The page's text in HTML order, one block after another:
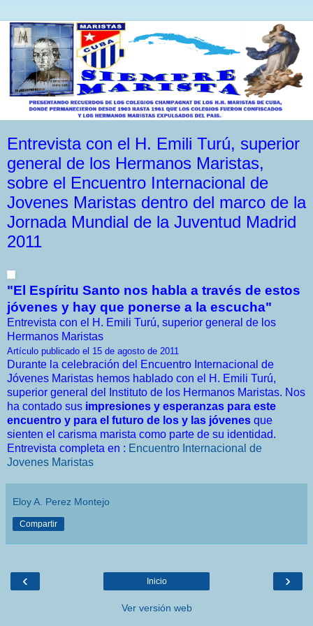
Entrevista con el H. Emili Turú, superior
general de los Hermanos Maristas,
sobre el Encuentro Internacional de
Jovenes Maristas dentro del marco de la
Jornada Mundial de la Juventud Madrid
2011
"El Espíritu Santo nos habla a través de estos
jóvenes y hay que ponerse a la escucha"
Entrevista con el H. Emili Turú, superior general de los
Hermanos Maristas
Artículo publicado el 15 de agosto de 2011
Durante la celebración del Encuentro Internacional de
Jóvenes Maristas hemos hablado con el H. Emili Turú,
superior general del Instituto de los Hermanos Maristas. Nos
ha contado sus impresiones y esperanzas para este
encuentro y para el futuro de los y las jóvenes que
sienten el carisma marista como parte de su identidad.
Entrevista completa en : Encuentro Internacional de
Jovenes Maristas
Eloy A. Perez Montejo
Compartir
‹ ›
Inicio
Ver versión web